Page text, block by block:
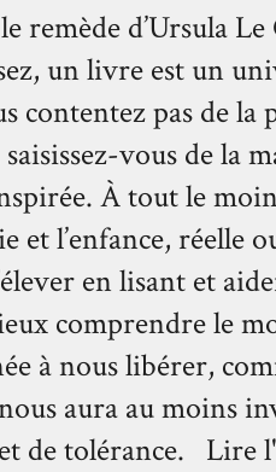
remède d’Ursula
un livre est un
contentez pas de la
vous de la
À tout le
et l’enfance, réelle
en lisant et
comprendre le
à nous libérer,
aura au moins
de tolérance. Lire